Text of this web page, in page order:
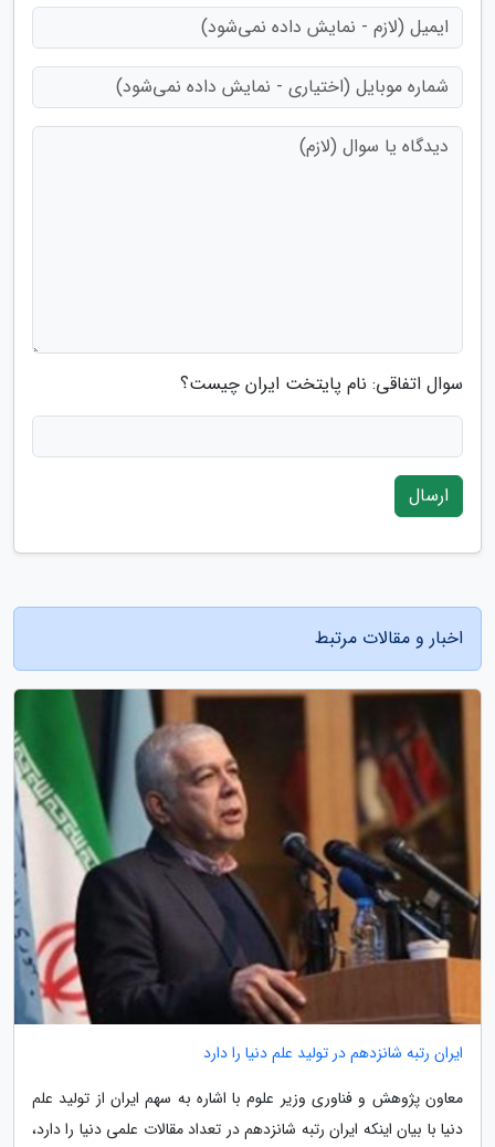
سوال اتفاقی: نام پایتخت ایران چیست؟
ارسال
اخبار و مقالات مرتبط
ایران رتبه شانزدهم در تولید علم دنیا را دارد
معاون پژوهش و فناوری وزیر علوم با اشاره به سهم ایران از تولید علم
دنیا با بیان اینکه ایران رتبه شانزدهم در تعداد مقالات علمی دنیا را دارد،